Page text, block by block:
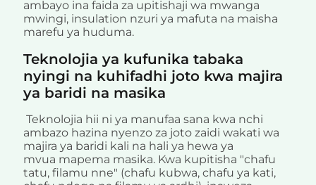
ambayo ina faida za upitishaji wa mwanga
mwingi, insulation nzuri ya mafuta na maisha
marefu ya huduma.
Teknolojia ya kufunika tabaka
nyingi na kuhifadhi joto kwa majira
ya baridi na masika
Teknolojia hii ni ya manufaa sana kwa nchi
ambazo hazina nyenzo za joto zaidi wakati wa
majira ya baridi kali na hali ya hewa ya
mvua mapema masika. Kwa kupitisha "chafu
tatu, filamu nne" (chafu kubwa, chafu ya kati,